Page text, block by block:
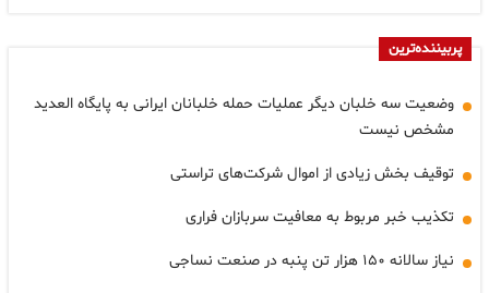
پربیننده‌ترین
وضعیت سه خلبان دیگر عملیات حمله خلبانان ایرانی به پایگاه العدید
مشخص نیست
توقیف بخش زیادی از اموال شرکت‌های تراستی
تکذیب خبر مربوط به معافیت سربازان فراری
نیاز سالانه ۱۵۰ هزار تن پنبه در صنعت نساجی